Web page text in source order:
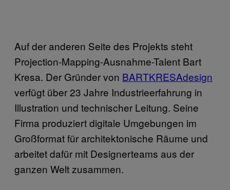
Auf der anderen Seite des Projekts steht
Projection-Mapping-Ausnahme-Talent Bart
Kresa. Der Gründer von BARTKRESAdesign
verfügt über 23 Jahre Industrieerfahrung in
Illustration und technischer Leitung. Seine
Firma produziert digitale Umgebungen im
Großformat für architektonische Räume und
arbeitet dafür mit Designerteams aus der
ganzen Welt zusammen.